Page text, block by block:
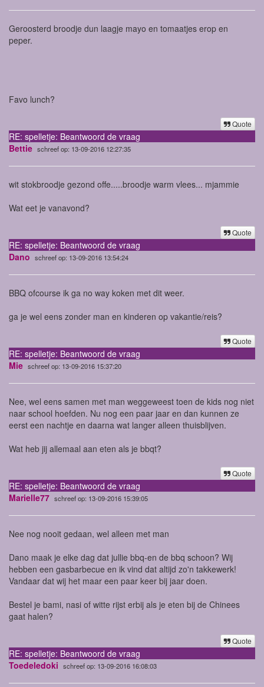
Geroosterd broodje dun laagje mayo en tomaatjes erop en
peper.
Favo lunch?
Quote
RE: spelletje: Beantwoord de vraag
Bettie schreef op: 13-09-2016 12:27:35
wit stokbroodje gezond offe.....broodje warm vlees... mjammie
Wat eet je vanavond?
Quote
RE: spelletje: Beantwoord de vraag
Dano schreef op: 13-09-2016 13:54:24
BBQ ofcourse ik ga no way koken met dit weer.
ga je wel eens zonder man en kinderen op vakantie/reis?
Quote
RE: spelletje: Beantwoord de vraag
Mie schreef op: 13-09-2016 15:37:20
Nee, wel eens samen met man weggeweest toen de kids nog niet
naar school hoefden. Nu nog een paar jaar en dan kunnen ze
eerst een nachtje en daarna wat langer alleen thuisblijven.
Wat heb jij allemaal aan eten als je bbqt?
Quote
RE: spelletje: Beantwoord de vraag
Marielle77 schreef op: 13-09-2016 15:39:05
Nee nog nooit gedaan, wel alleen met man
Dano maak je elke dag dat jullie bbq-en de bbq schoon? Wij
hebben een gasbarbecue en ik vind dat altijd zo'n takkewerk!
Vandaar dat wij het maar een paar keer bij jaar doen.
Bestel je bami, nasi of witte rijst erbij als je eten bij de Chinees
gaat halen?
Quote
RE: spelletje: Beantwoord de vraag
Toedeledoki schreef op: 13-09-2016 16:08:03